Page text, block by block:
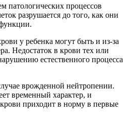
патологических процессов
разрушается до того, как они
у ребенка могут быть и из-за
Недостаток в крови тех или
естественного процесса
врожденной нейтропении.
временный характер, и
приходит в норму в первые